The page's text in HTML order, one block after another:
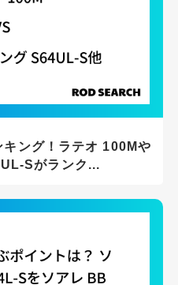
ング！ラテオ 100Mや
Sがランク...